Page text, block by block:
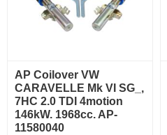
AP Coilover VW
CARAVELLE Mk VI SG_,
7HC 2.0 TDI 4motion
146kW. 1968cc. AP-
11580040